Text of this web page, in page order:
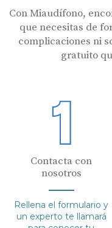
Con Miaudífono,
que necesitas de
complicaciones ni
gratuito
Contacta con
nosotros
Rellena el formulario y
un experto te llamará